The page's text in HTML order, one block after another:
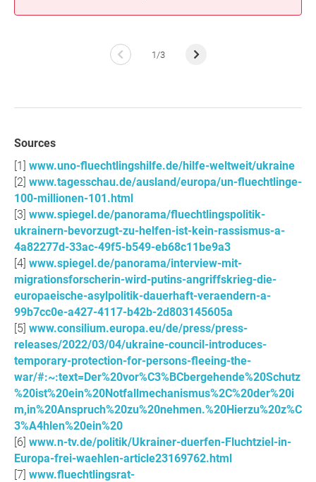
1/3
Sources
www.uno-fluechtlingshilfe.de/hilfe-weltweit/ukraine
www.tagesschau.de/ausland/europa/un-fluechtlinge-
100-millionen-101.html
www.spiegel.de/panorama/fluechtlingspolitik-
ukrainern-bevorzugt-zu-helfen-ist-kein-rassismus-a-
4a82277d-33ac-49f5-b549-eb68c11be9a3
www.spiegel.de/panorama/interview-mit-
migrationsforscherin-wird-putins-angriffskrieg-die-
europaeische-asylpolitik-dauerhaft-veraendern-a-
99b7cc0e-a427-4117-b42b-2d803145605a
www.consilium.europa.eu/de/press/press-
releases/2022/03/04/ukraine-council-introduces-
temporary-protection-for-persons-fleeing-the-
war/#:~:text=Der%20vor%C3%BCbergehende%20Schutz
%20ist%20ein%20Notfallmechanismus%2C%20der%20i
m,in%20Anspruch%20zu%20nehmen.%20Hierzu%20z%C
3%A4hlen%20ein%20
www.n-tv.de/politik/Ukrainer-duerfen-Fluchtziel-in-
Europa-frei-waehlen-article23169762.html
www.fluechtlingsrat-